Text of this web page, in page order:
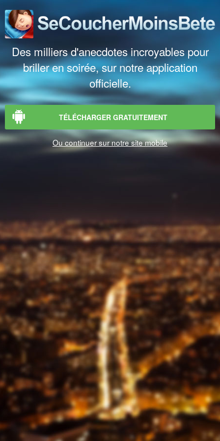
Des milliers d'anecdotes incroyables pour
briller en soirée, sur notre application
officielle.
TÉLÉCHARGER GRATUITEMENT
Ou continuer sur notre site mobile